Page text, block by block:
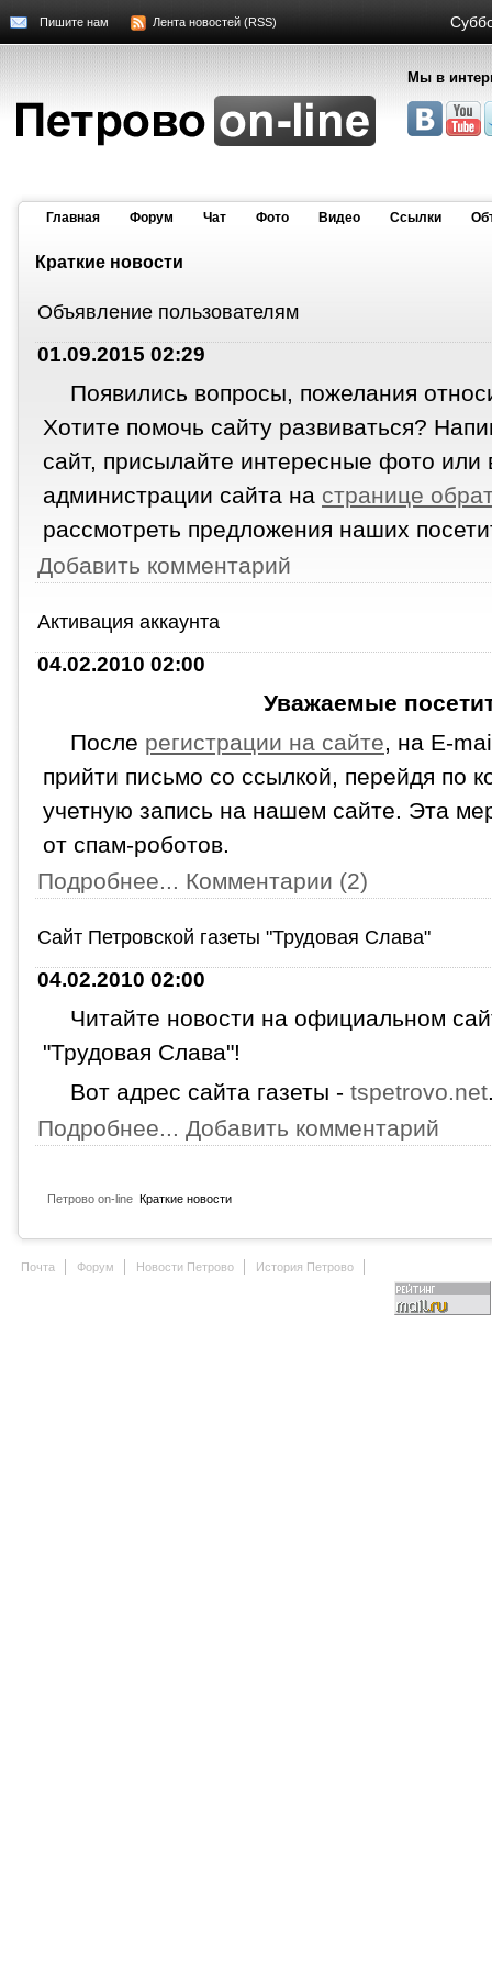
Пишите нам Лента новостей (RSS)
Мы в
Главная Форум Чат Фото Видео Cсылки
Краткие новости
Объявление пользователям
01.09.2015 02:29
Появились вопросы, пожелания
Хотите помочь сайту развиваться?
сайт, присылайте интересные фото
администрации сайта на странице
рассмотреть предложения наших
Добавить комментарий
Активация аккаунта
04.02.2010 02:00
Уважаемые
После регистрации на сайте, на E-
прийти письмо со ссылкой, перейдя по
учетную запись на нашем сайте. Эта
от спам-роботов.
Подробнее... Комментарии (2)
Сайт Петровской газеты "Трудовая Слава"
04.02.2010 02:00
Читайте новости на официальном
"Трудовая Слава"!
Вот адрес сайта газеты - tspetrovo.net
Подробнее... Добавить комментарий
Петрово on-line Краткие новости
Почта Форум Новости Петрово История Петрово